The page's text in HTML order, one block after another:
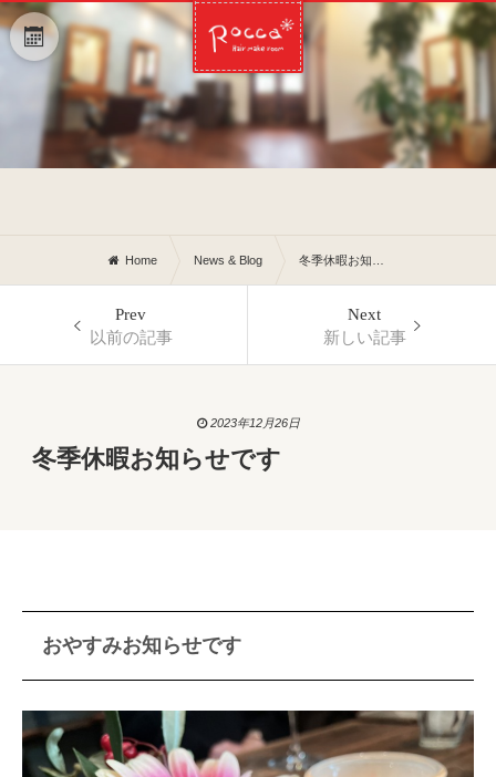
Home News & Blog 冬季休暇お知らせです
Prev
以前の記事
Next
新しい記事
2023年12月26日
冬季休暇お知らせです
おやすみお知らせです